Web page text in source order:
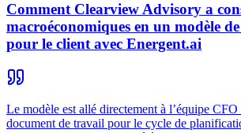
Comment Clearview Advisory a
macroéconomiques en un modèle
pour le client avec Energent.ai
Le modèle est allé directement à l’équipe
document de travail pour le cycle de